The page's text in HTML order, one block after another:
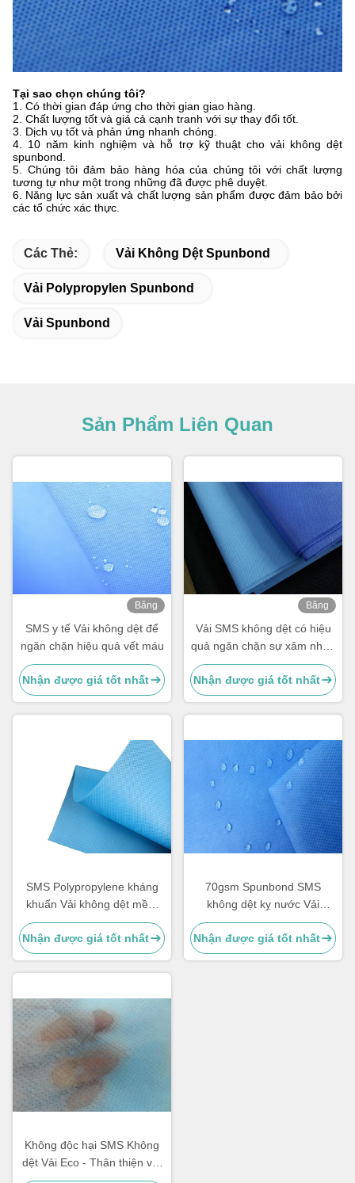
Tại sao chọn chúng tôi?
1. Có thời gian đáp ứng cho thời gian giao hàng.
2. Chất lượng tốt và giá cả cạnh tranh với sự thay đổi tốt.
3. Dịch vụ tốt và phản ứng nhanh chóng.
4. 10 năm kinh nghiệm và hỗ trợ kỹ thuật cho vải không dệt
spunbond.
5. Chúng tôi đảm bảo hàng hóa của chúng tôi với chất lượng
tương tự như một trong những đã được phê duyệt.
6. Năng lực sản xuất và chất lượng sản phẩm được đảm bảo bởi
các tổ chức xác thực.
Các Thẻ: Vải Không Dệt Spunbond
Vải Polypropylen Spunbond
Vải Spunbond
Sản Phẩm Liên Quan
Băng
SMS y tế Vải không dệt để
ngăn chặn hiệu quả vết máu
Nhận được giá tốt nhất
Băng
Vải SMS không dệt có hiệu
quả ngăn chặn sự xâm nhập
của rượu vào máu
Nhận được giá tốt nhất
SMS Polypropylene kháng
khuẩn Vải không dệt mềm
mại và thoáng khí
Nhận được giá tốt nhất
70gsm Spunbond SMS
không dệt kỵ nước Vải
không dệt cho tã
Nhận được giá tốt nhất
Không độc hại SMS Không
dệt Vải Eco - Thân thiện với
nước Hydrophobic cho tã